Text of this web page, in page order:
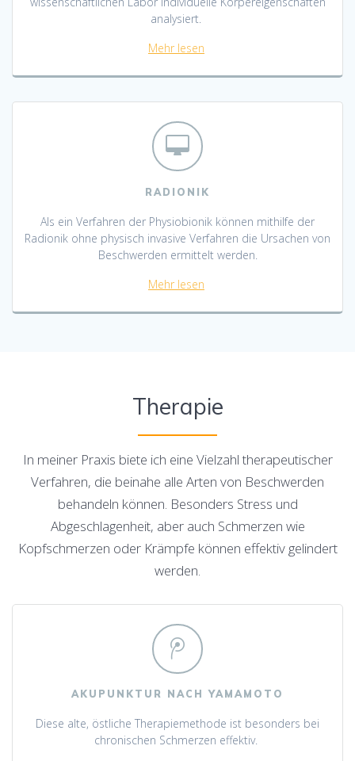
analysiert.
Mehr lesen
RADIONIK
Als ein Verfahren der Physiobionik können mithilfe der
Radionik ohne physisch invasive Verfahren die Ursachen von
Beschwerden ermittelt werden.
Mehr lesen
Therapie
In meiner Praxis biete ich eine Vielzahl therapeutischer
Verfahren, die beinahe alle Arten von Beschwerden
behandeln können. Besonders Stress und
Abgeschlagenheit, aber auch Schmerzen wie
Kopfschmerzen oder Krämpfe können effektiv gelindert
werden.
AKUPUNKTUR NACH YAMAMOTO
Diese alte, östliche Therapiemethode ist besonders bei
chronischen Schmerzen effektiv.